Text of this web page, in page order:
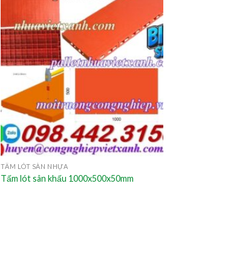
TẤM LÓT SÀN NHỰA
Tấm lót sân khấu 1000x500x50mm